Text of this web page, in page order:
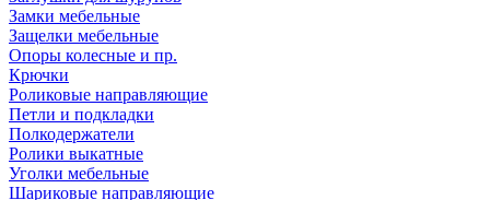
Замки мебельные
Защелки мебельные
Опоры колесные и пр.
Крючки
Роликовые направляющие
Петли и подкладки
Полкодержатели
Ролики выкатные
Уголки мебельные
Шариковые направляющие